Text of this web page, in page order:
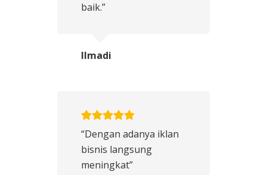
baik.”
Ilmadi
“Dengan adanya iklan
bisnis langsung
meningkat”